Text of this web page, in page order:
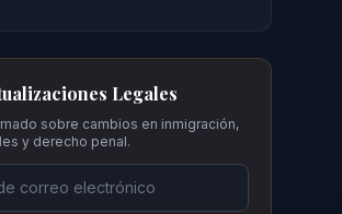
Legales
sobre cambios en inmigración,
y derecho penal.